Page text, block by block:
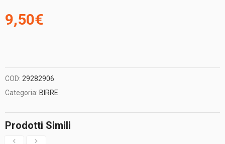
9,50€
COD: 29282906
Categoria: BIRRE
Prodotti Simili